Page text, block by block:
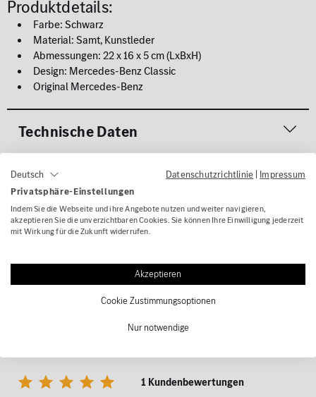
Produktdetails:
Farbe: Schwarz
Material: Samt, Kunstleder
Abmessungen: 22 x 16 x 5 cm (LxBxH)
Design: Mercedes-Benz Classic
Original Mercedes-Benz
Technische Daten
Gefahrenhinweise
Lieferumfang
Kontakt
Bewertungen fürOrganizer
Aufbewahrungstasche Etui schwarz
1 Kundenbewertungen
Deutsch Datenschutzrichtlinie | Impressum
Privatsphäre-Einstellungen
Indem Sie die Webseite und ihre Angebote nutzen und weiter navigieren,
akzeptieren Sie die unverzichtbaren Cookies. Sie können Ihre Einwilligung jederzeit
mit Wirkung für die Zukunft widerrufen.
Akzeptieren
Cookie Zustimmungsoptionen
Nur notwendige